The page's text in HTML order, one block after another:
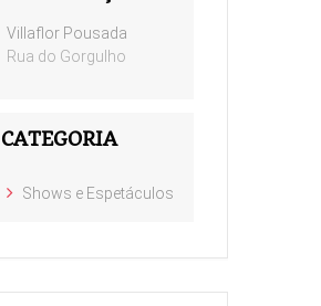
Villaflor Pousada
Rua do Gorgulho
CATEGORIA
Shows e Espetáculos